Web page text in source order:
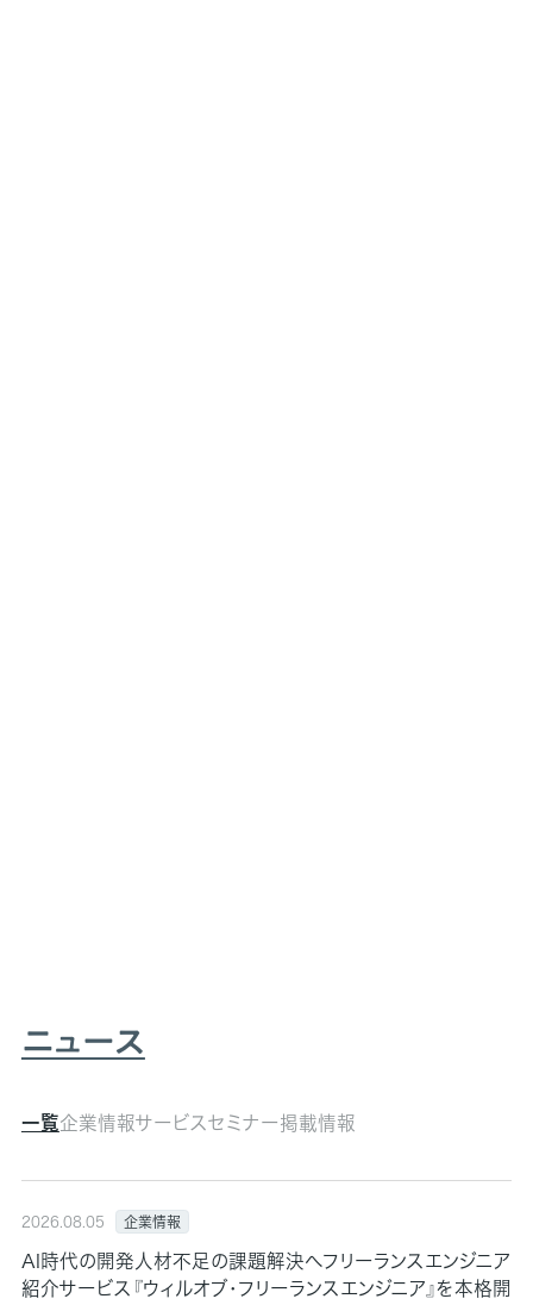
ニュース
一覧企業情報サービスセミナー掲載情報
2026.08.05 企業情報
AI時代の開発人材不足の課題解決へフリーランスエンジニア
紹介サービス『ウィルオブ・フリーランスエンジニア』を本格開